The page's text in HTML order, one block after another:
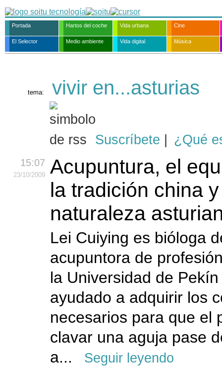
Portada Hartos del coche Vida urbana Cine
El Selector Medio ambiente Vida digital Música
tema: vivir en...asturias
Suscríbete ¿Qué
15:07
23/10/2009
Acupuntura, el
la tradición china
naturaleza
Lei Cuiying es bióloga
acupuntora de
la Universidad de
ayudado a adquirir los
necesarios para que el
clavar una aguja pase
a...
Seguir leyendo